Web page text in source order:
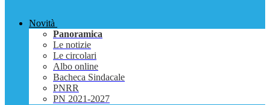
Novità
Panoramica
Le notizie
Le circolari
Albo online
Bacheca Sindacale
PNRR
PN 2021-2027